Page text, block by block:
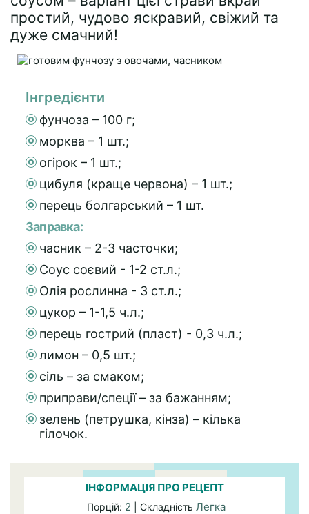
простий, чудово яскравий, свіжий та
дуже смачний!
Інгредієнти
фунчоза – 100 г;
морква – 1 шт.;
огірок – 1 шт.;
цибуля (краще червона) – 1 шт.;
перець болгарський – 1 шт.
Заправка:
часник – 2-3 часточки;
Соус соєвий - 1-2 ст.л.;
Олія рослинна - 3 ст.л.;
цукор – 1-1,5 ч.л.;
перець гострий (пласт) - 0,3 ч.л.;
лимон – 0,5 шт.;
сіль – за смаком;
приправи/спеції – за бажанням;
зелень (петрушка, кінза) – кілька
гілочок.
ІНФОРМАЦІЯ ПРО РЕЦЕПТ
Порцій: 2 | Складність Легка